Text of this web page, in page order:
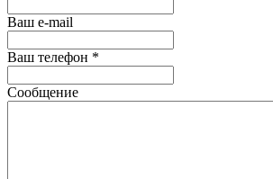
Ваш e-mail
Ваш телефон *
Сообщение